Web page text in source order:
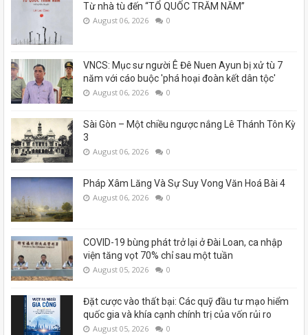
Từ nhà tù đến “TỔ QUỐC TRĂM NĂM”
August 06, 2026 0
VNCS: Mục sư người Ê Đê Nuen Ayun bị xử tù 7
năm với cáo buộc 'phá hoại đoàn kết dân tộc'
August 06, 2026 0
Sài Gòn – Một chiều ngược nắng Lê Thánh Tôn Kỳ
3
August 06, 2026 0
Pháp Xâm Lăng Và Sự Suy Vong Văn Hoá Bài 4
August 06, 2026 0
COVID-19 bùng phát trở lại ở Đài Loan, ca nhập
viện tăng vọt 70% chỉ sau một tuần
August 05, 2026 0
Đặt cược vào thất bại: Các quỹ đầu tư mạo hiểm
quốc gia và khía cạnh chính trị của vốn rủi ro
August 05, 2026 0